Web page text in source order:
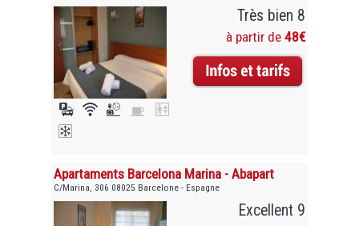
Très bien 8
à partir de 48€
Apartaments Barcelona Marina - Abapart
C/Marina, 306 08025 Barcelone - Espagne
Excellent 9